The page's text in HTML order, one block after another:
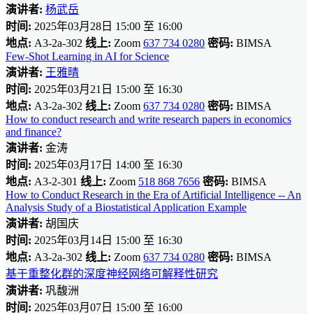
演讲者: 杨武岳
时间: 2025年03月28日 15:00 至 16:00
地点: A3-2a-302 线上: Zoom 637 734 0280 密码: BIMSA
Few-Shot Learning in AI for Science
演讲者: 王雅晴
时间: 2025年03月21日 15:00 至 16:30
地点: A3-2a-302 线上: Zoom 637 734 0280 密码: BIMSA
How to conduct research and write research papers in economics
and finance?
演讲者: 金涛
时间: 2025年03月17日 14:00 至 16:30
地点: A3-2-301 线上: Zoom 518 868 7656 密码: BIMSA
How to Conduct Research in the Era of Artificial Intelligence -- An
Analysis Study of a Biostatistical Application Example
演讲者: 胡国庆
时间: 2025年03月14日 15:00 至 16:30
地点: A3-2a-302 线上: Zoom 637 734 0280 密码: BIMSA
基于重整化群的深度神经网络可解释性研究
演讲者: 巩馥洲
时间: 2025年03月07日 15:00 至 16:00